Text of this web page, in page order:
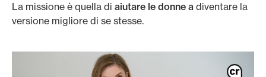
La missione è quella di aiutare le donne a diventare la
versione migliore di se stesse.